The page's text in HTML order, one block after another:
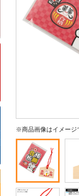
※商品画像はイメージ